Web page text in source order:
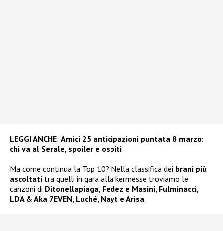
LEGGI ANCHE: Amici 25 anticipazioni puntata 8 marzo:
chi va al Serale, spoiler e ospiti
Ma come continua la Top 10? Nella classifica dei brani più
ascoltati tra quelli in gara alla kermesse troviamo le
canzoni di Ditonellapiaga, Fedez e Masini, Fulminacci,
LDA & Aka 7EVEN, Luché, Nayt e Arisa.